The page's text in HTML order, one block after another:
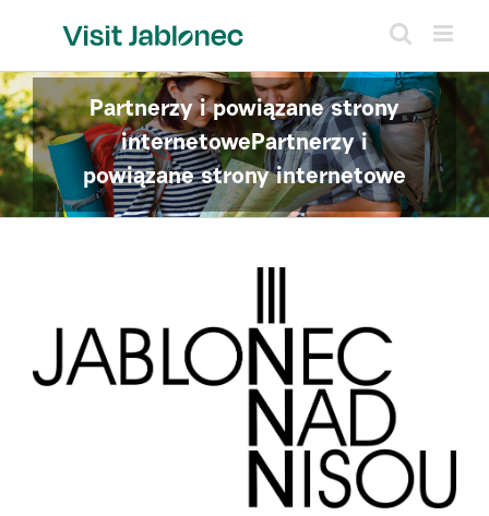
Partnerzy i powiązane strony
internetowePartnerzy i
powiązane strony internetowe